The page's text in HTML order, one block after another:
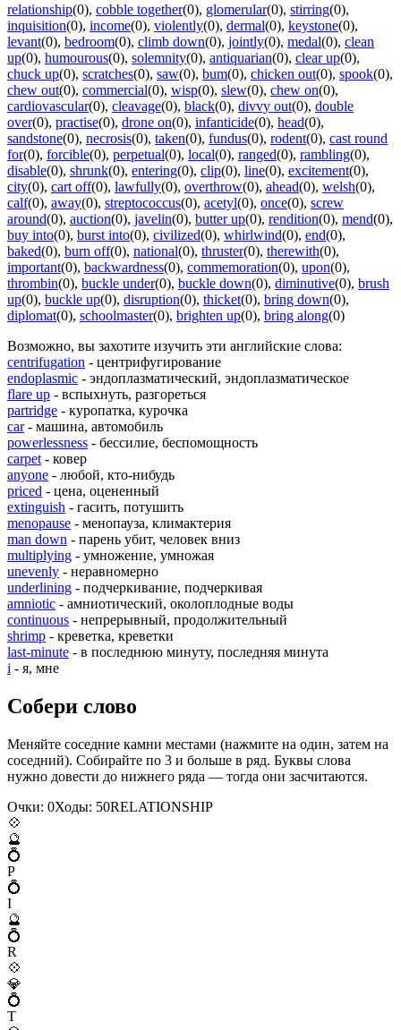
relationship(0), cobble together(0), glomerular(0), stirring(0),
inquisition(0), income(0), violently(0), dermal(0), keystone(0),
levant(0), bedroom(0), climb down(0), jointly(0), medal(0), clean
up(0), humourous(0), solemnity(0), antiquarian(0), clear up(0),
chuck up(0), scratches(0), saw(0), bum(0), chicken out(0), spook(0),
chew out(0), commercial(0), wisp(0), slew(0), chew on(0),
cardiovascular(0), cleavage(0), black(0), divvy out(0), double
over(0), practise(0), drone on(0), infanticide(0), head(0),
sandstone(0), necrosis(0), taken(0), fundus(0), rodent(0), cast round
for(0), forcible(0), perpetual(0), local(0), ranged(0), rambling(0),
disable(0), shrunk(0), entering(0), clip(0), line(0), excitement(0),
city(0), cart off(0), lawfully(0), overthrow(0), ahead(0), welsh(0),
calf(0), away(0), streptococcus(0), acetyl(0), once(0), screw
around(0), auction(0), javelin(0), butter up(0), rendition(0), mend(0),
buy into(0), burst into(0), civilized(0), whirlwind(0), end(0),
baked(0), burn off(0), national(0), thruster(0), therewith(0),
important(0), backwardness(0), commemoration(0), upon(0),
thrombin(0), buckle under(0), buckle down(0), diminutive(0), brush
up(0), buckle up(0), disruption(0), thicket(0), bring down(0),
diplomat(0), schoolmaster(0), brighten up(0), bring along(0)
Возможно, вы захотите изучить эти английские слова:
centrifugation - центрифугирование
endoplasmic - эндоплазматический, эндоплазматическое
flare up - вспыхнуть, разгореться
partridge - куропатка, курочка
car- машина, автомобиль
powerlessness - бессилие, беспомощность
carpet - ковер
anyone - любой, кто-нибудь
priced - цена, оцененный
extinguish - гасить, потушить
menopause - менопауза, климактерия
man down - парень убит, человек вниз
multiplying - умножение, умножая
unevenly - неравномерно
underlining - подчеркивание, подчеркивая
amniotic - амниотический, околоплодные воды
continuous - непрерывный, продолжительный
shrimp - креветка, креветки
last-minute - в последнюю минуту, последняя минута
i - я, мне
Собери слово
Меняйте соседние камни местами (нажмите на один, затем на
соседний). Собирайте по 3 и больше в ряд. Буквы слова
нужно довести до нижнего ряда — тогда они засчитаются.
Очки: 0Ходы: 50RELATIONSHIP
💠
🔮
💍
P
💍
I
🔮
💍
R
💠
💎
💍
T